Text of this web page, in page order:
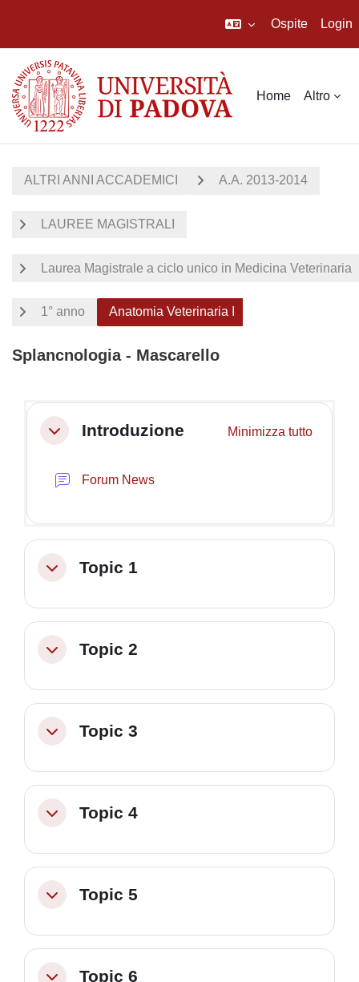
Ospite Login
Home Altro
ALTRI ANNI ACCADEMICI A.A. 2013-2014
LAUREE MAGISTRALI
Laurea Magistrale a ciclo unico in Medicina Veterinaria
1° anno Anatomia Veterinaria I
Splancnologia - Mascarello
Schema della sezione
MinimizzaIntroduzione Minimizza tutto
Forum News
MinimizzaTopic 1
MinimizzaTopic 2
MinimizzaTopic 3
MinimizzaTopic 4
MinimizzaTopic 5
Topic 6